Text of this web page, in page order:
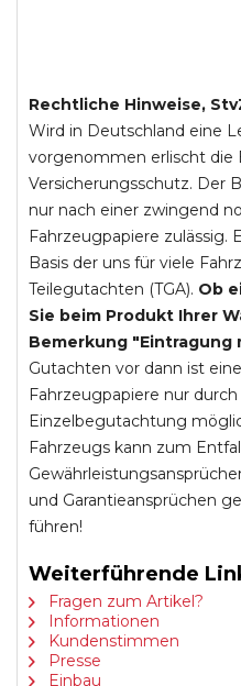
Rechtliche Hinweise,
Wird in Deutschland eine
vorgenommen erlischt die
Versicherungsschutz. Der
nur nach einer zwingend
Fahrzeugpapiere zulässig.
Basis der uns für viele
Teilegutachten (TGA). Ob
Sie beim Produkt Ihrer
Bemerkung "Eintragung
Gutachten vor dann ist
Fahrzeugpapiere nur
Einzelbegutachtung
Fahrzeugs kann zum
und Garantieansprüchen
führen!
Weiterführende
Fragen zum Artikel?
Informationen
Kundenstimmen
Presse
Einbau